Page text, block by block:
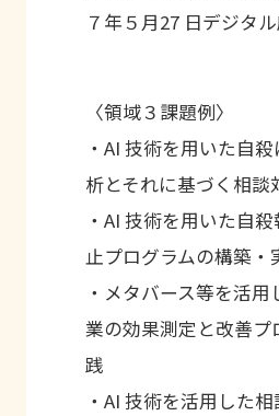
７年５月27 日デジタル
〈領域３課題例〉
・AI 技術を用いた自
析とそれに基づく相談
・AI 技術を用いた自
止プログラムの構築・
・メタバース等を活
業の効果測定と改善プ
践
・AI 技術を活用した